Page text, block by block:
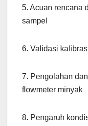
5. Acuan rencana
sampel
6. Validasi
7. Pengolahan
flowmeter minyak
8. Pengaruh